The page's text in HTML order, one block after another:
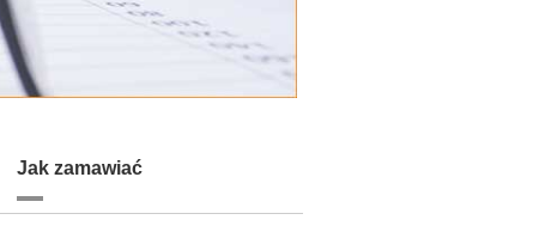
Jak zamawiać